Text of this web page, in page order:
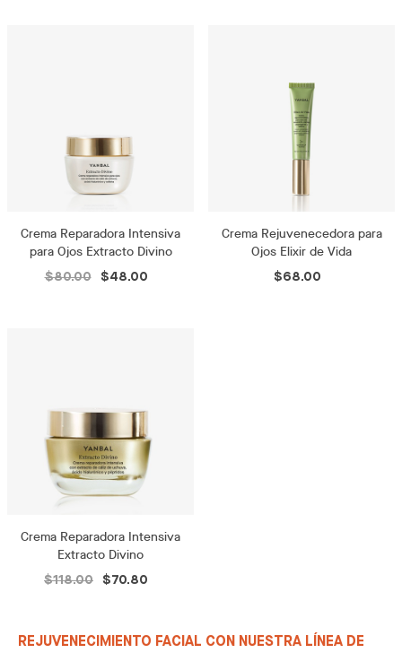
Crema Reparadora Intensiva
para Ojos Extracto Divino
$80.00 $48.00
Crema Rejuvenecedora para
Ojos Elixir de Vida
$68.00
Crema Reparadora Intensiva
Extracto Divino
$118.00 $70.80
REJUVENECIMIENTO FACIAL CON NUESTRA LÍNEA DE